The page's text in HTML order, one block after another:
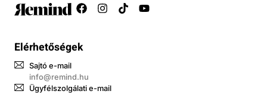
Elérhetőségek
Sajtó e-mail
info@remind.hu
Ügyfélszolgálati e-mail